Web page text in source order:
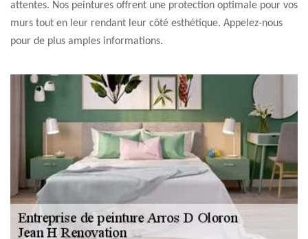
attentes. Nos peintures offrent une protection optimale pour vos
murs tout en leur rendant leur côté esthétique. Appelez-nous
pour de plus amples informations.